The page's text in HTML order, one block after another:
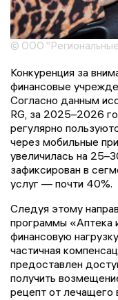
© ООО
Конкуренция за
финансовые
Согласно данным
RG, за 2025–2026
регулярно
через мобильные
увеличилась на
зафиксирован в
услуг — почти 40%.
Следуя этому
программы «Аптека
финансовую
частичная
предоставлен
получить
рецепт от лечащего